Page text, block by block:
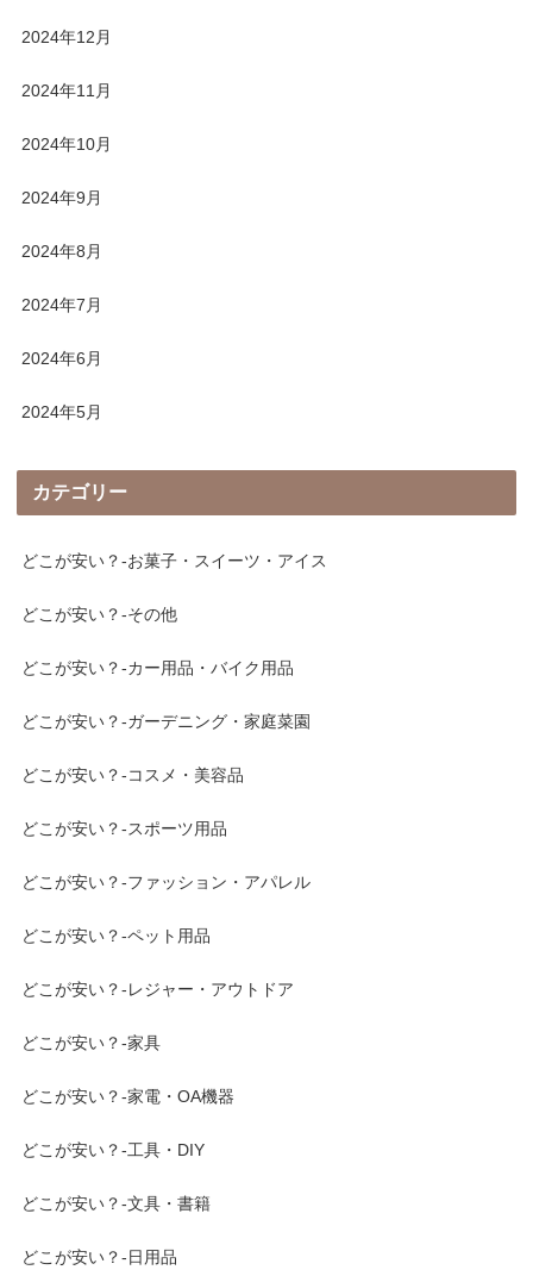
2024年12月
2024年11月
2024年10月
2024年9月
2024年8月
2024年7月
2024年6月
2024年5月
カテゴリー
どこが安い？-お菓子・スイーツ・アイス
どこが安い？-その他
どこが安い？-カー用品・バイク用品
どこが安い？-ガーデニング・家庭菜園
どこが安い？-コスメ・美容品
どこが安い？-スポーツ用品
どこが安い？-ファッション・アパレル
どこが安い？-ペット用品
どこが安い？-レジャー・アウトドア
どこが安い？-家具
どこが安い？-家電・OA機器
どこが安い？-工具・DIY
どこが安い？-文具・書籍
どこが安い？-日用品